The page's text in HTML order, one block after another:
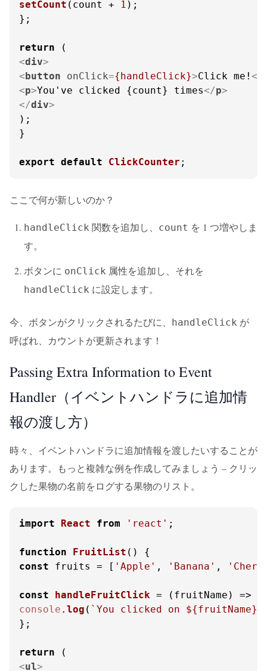
setCount (count + 1 );
};
return
<div>
<button onClick={handleClick}>Click me! </
<p>You've clicked {count} times</p>
</div>
);
}
export default ClickCounter ;
ここで何が新しいのか？
handleClick 関数を追加し、 count を 1 つ増やしま
す。
ボタンに onClick 属性を追加し、それを
handleClick に設定します。
今、ボタンがクリックされるたびに、 handleClick が
呼ばれ、カウントが更新されます！
Passing Extra Information to Event
Handler（イベントハンドラに追加情
報の渡し方）
時々、イベントハンドラに追加情報を渡したいすることが
あります。もっと複雑な例を作成してみましょう – クリッ
クした果物の名前をログする果物のリスト。
import React from 'react' ;
function FruitList (
const fruits = [ 'Apple' , 'Banana' ,
const handleFruitClick = ( fruitName
console . log ( `You clicked on ${fruitName}
};
return
<ul>